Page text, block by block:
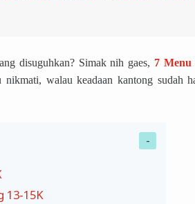
disuguhkan? Simak nih gaes, 7
walau keadaan kantong sudah
13-15K